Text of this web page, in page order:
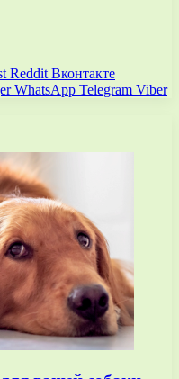
Reddit Вконтакте
WhatsApp Telegram Viber